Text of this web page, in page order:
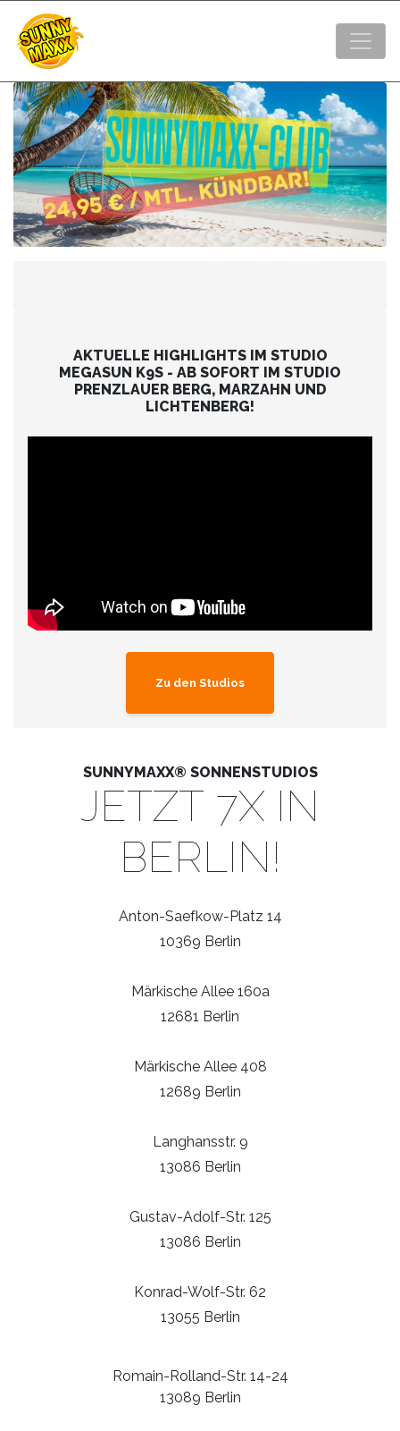
AKTUELLE HIGHLIGHTS IM STUDIO
MEGASUN K9S - AB SOFORT IM STUDIO
PRENZLAUER BERG, MARZAHN UND
LICHTENBERG!
Zu den Studios
SUNNYMAXX® SONNENSTUDIOS
JETZT 7X IN
BERLIN!
Anton-Saefkow-Platz 14
10369 Berlin
Märkische Allee 160a
12681 Berlin
Märkische Allee 408
12689 Berlin
Langhansstr. 9
13086 Berlin
Gustav-Adolf-Str. 125
13086 Berlin
Konrad-Wolf-Str. 62
13055 Berlin
Romain-Rolland-Str. 14-24
13089 Berlin